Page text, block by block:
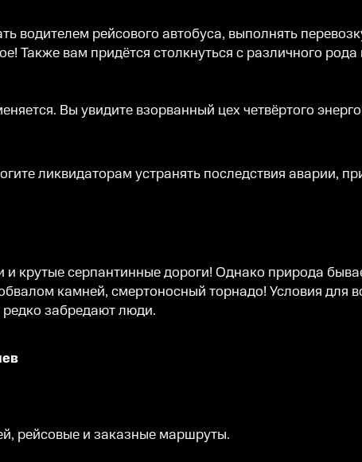
водителем рейсового автобуса, выполнять
Также вам придётся столкнуться с различного
Вы увидите взорванный цех четвёртого
ликвидаторам устранять последствия аварии,
крутые серпантинные дороги! Однако природа
камней, смертоносный торнадо! Условия для
забредают люди.
рейсовые и заказные маршруты.